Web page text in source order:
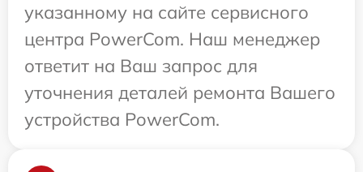
указанному на сайте сервисного
центра PowerCom. Наш менеджер
ответит на Ваш запрос для
уточнения деталей ремонта Вашего
устройства PowerCom.